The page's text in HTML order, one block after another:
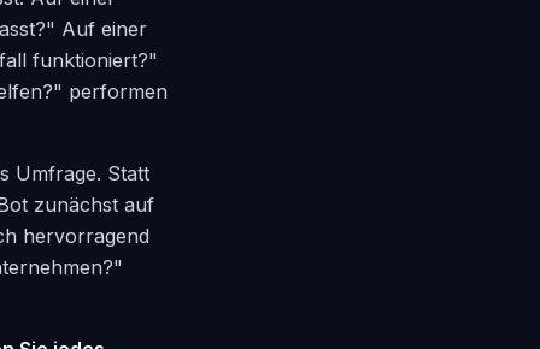
Auf einer
funktioniert?"
performen
Umfrage. Statt
zunächst auf
hervorragend